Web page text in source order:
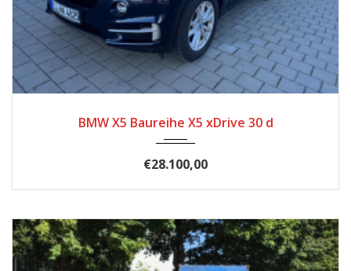
BMW X5 Baureihe X5 xDrive 30 d
€28.100,00